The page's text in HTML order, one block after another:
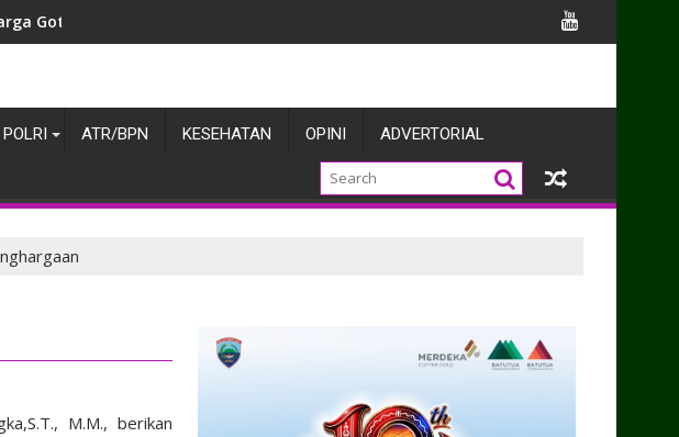
Gotong Royong Bantu Pengecoran Rumah Warga
POLRI ATR/BPN KESEHATAN OPINI ADVERTORIAL
M.M., berikan